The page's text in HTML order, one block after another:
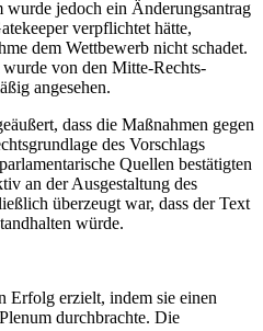
jedoch ein Änderungsantrag
verpflichtet hätte,
dem Wettbewerb nicht schadet.
von den Mitte-Rechts-
angesehen.
dass die Maßnahmen gegen
des Vorschlags
Quellen bestätigten
an der Ausgestaltung des
überzeugt war, dass der Text
würde.
Erfolg erzielt, indem sie einen
durchbrachte. Die